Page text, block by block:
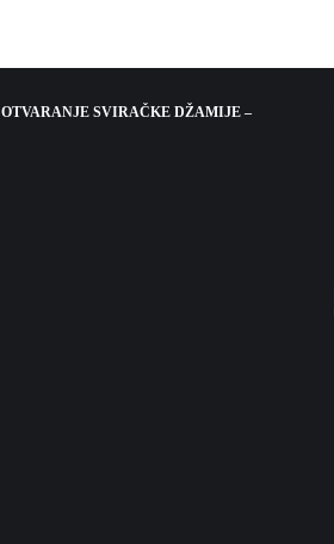
OTVARANJE SVIRAČKE DŽAMIJE –